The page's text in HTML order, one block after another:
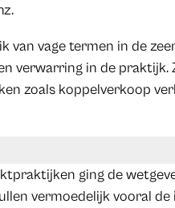
van vage termen in de
verwarring in de praktijk.
zoals koppelverkoop
ging de
vermoedelijk vooral